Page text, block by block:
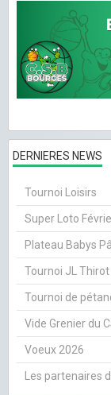
DERNIERES NEWS
Tournoi Loisirs
Super Loto
Plateau Babys
Tournoi JL Thirot
Tournoi de
Vide Grenier du
Voeux 2026
Les partenaires